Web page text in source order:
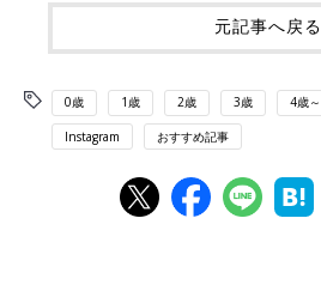
元記事へ戻る
0歳 1歳 2歳 3歳 4歳～
Instagram おすすめ記事